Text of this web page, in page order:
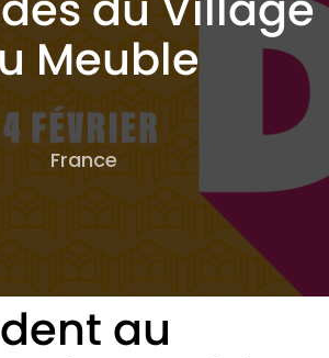
Meuble
France
vous
au